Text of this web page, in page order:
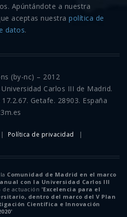
Apúntándote a nuestra
aceptas nuestra política de
datos.
(by-nc) – 2012
Carlos III de Madrid.
Getafe. 28903. España
Política de privacidad
Comunidad de Madrid en el marco
con la Universidad Carlos III
de actuación 'Excelencia para el
dentro del marco del V Plan
Científica e Innovación